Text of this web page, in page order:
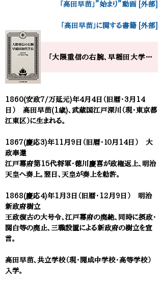
1860(安政7/万延元)年4月4日（旧暦・3月14
日） ​高田早苗(1歳)、武蔵国江戸深川（現・東京都
江東区）に生まれる。
1867(慶応3)年11月9日（旧暦・１０月14日） 大
政奉還
江戸幕府第15代将軍・徳川慶喜が政権返上、明治
天皇へ奏上。翌日、天皇が奏上を勅許。
1868(慶応4)年1月3日（旧暦・12月9日） 明治
新政府樹立
王政復古の大号令、江戸幕府の廃絶、同時に摂政・
関白等の廃止、三職設置による新政府の樹立を宣
言。
高田早苗、共立学校（現・開成中学校・高等学校）
入学。
「大隈重信の右腕、早稲田大学初代学長」 高田早苗の大学”始まり”物語
「高田早苗」”始まり”動画 [外部]
「高田早苗」に関する書籍 [外部]